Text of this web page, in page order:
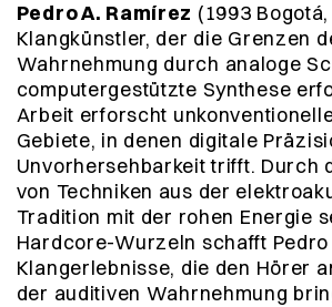
Pedro A. Ramírez (1993
Klangkünstler, der die Grenzen
Wahrnehmung durch analoge
computergestützte Synthese
Arbeit erforscht
Gebiete, in denen digitale
Unvorhersehbarkeit trifft. Durch
von Techniken aus der
Tradition mit der rohen Energie
Hardcore-Wurzeln schafft
Klangerlebnisse, die den Hörer
der auditiven Wahrnehmung